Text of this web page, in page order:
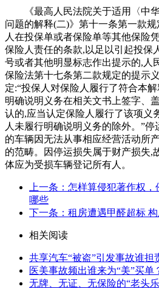
《最高人民法院关于适用〈中
问题的解释(二)》第十一条第一款
人在投保单或者保险单等其他保险
保险人责任的条款,以足以引起投保
号或者其他明显标志作出提示的,人
保险法第十七条第二款规定的提示
定:“投保人对保险人履行了符合本
明确说明义务在相关文书上签字、
认的,应当认定保险人履行了该项义
人未履行明确说明义务的除外。”
的车辆因无法从事相应经营活动所
的范畴。因停运损失属于财产损失,
体应为受损车辆登记所有人。
上一条：怎样算侵犯著作权
哪些
下一条：租房遭遇甲醛超标
相关阅读
共享汽车“被盗”引发事故谁担
医美事故频出谁来为“美”买单
无牌、无证、无保险的“老头